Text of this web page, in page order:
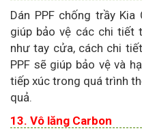
Dán PPF chống trầy
giúp bảo vệ các chi tiết
như tay cửa, cách chi
PPF sẽ giúp bảo vệ và
tiếp xúc trong quá trình
quả.
13. Vô lăng Carbon